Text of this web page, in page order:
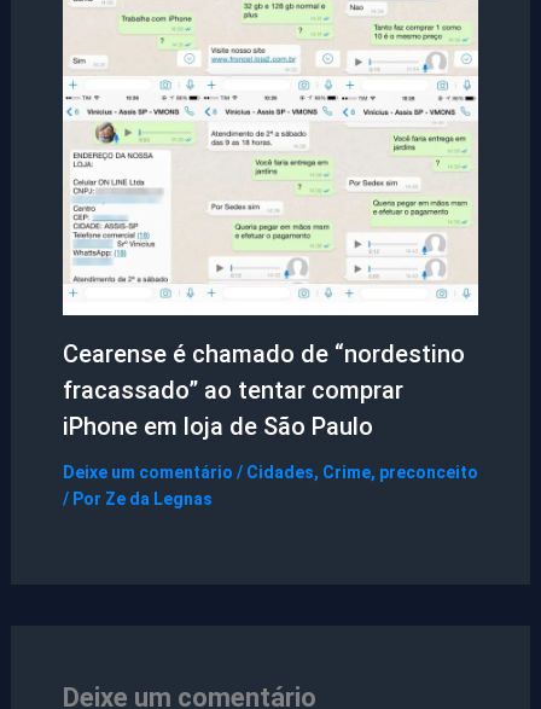
Cearense é chamado de “nordestino
fracassado” ao tentar comprar
iPhone em loja de São Paulo
Deixe um comentário / Cidades, Crime, preconceito
/ Por Ze da Legnas
Deixe um comentário